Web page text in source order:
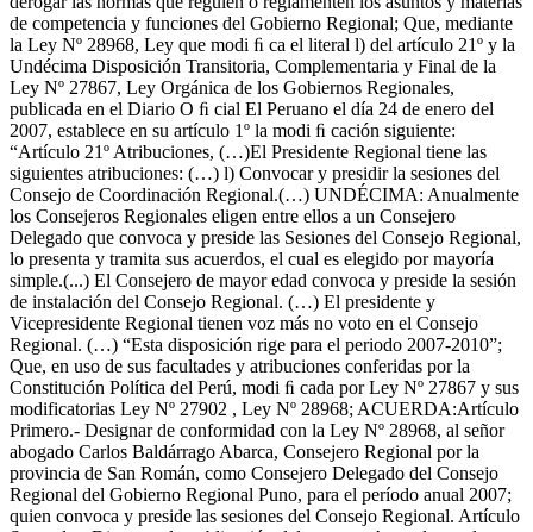
de competencia y funciones del Gobierno Regional; Que, mediante
la Ley Nº 28968, Ley que modi ﬁ ca el literal l) del artículo 21º y la
Undécima Disposición Transitoria, Complementaria y Final de la
Ley Nº 27867, Ley Orgánica de los Gobiernos Regionales,
publicada en el Diario O ﬁ cial El Peruano el día 24 de enero del
2007, establece en su artículo 1º la modi ﬁ cación siguiente:
“Artículo 21º Atribuciones, (…)El Presidente Regional tiene las
siguientes atribuciones: (…) l) Convocar y presidir la sesiones del
Consejo de Coordinación Regional.(…) UNDÉCIMA: Anualmente
los Consejeros Regionales eligen entre ellos a un Consejero
Delegado que convoca y preside las Sesiones del Consejo Regional,
lo presenta y tramita sus acuerdos, el cual es elegido por mayoría
simple.(...) El Consejero de mayor edad convoca y preside la sesión
de instalación del Consejo Regional. (…) El presidente y
Vicepresidente Regional tienen voz más no voto en el Consejo
Regional. (…) “Esta disposición rige para el periodo 2007-2010”;
Que, en uso de sus facultades y atribuciones conferidas por la
Constitución Política del Perú, modi ﬁ cada por Ley Nº 27867 y sus
modificatorias Ley Nº 27902 , Ley Nº 28968; ACUERDA:Artículo
Primero.- Designar de conformidad con la Ley Nº 28968, al señor
abogado Carlos Baldárrago Abarca, Consejero Regional por la
provincia de San Román, como Consejero Delegado del Consejo
Regional del Gobierno Regional Puno, para el período anual 2007;
quien convoca y preside las sesiones del Consejo Regional. Artículo